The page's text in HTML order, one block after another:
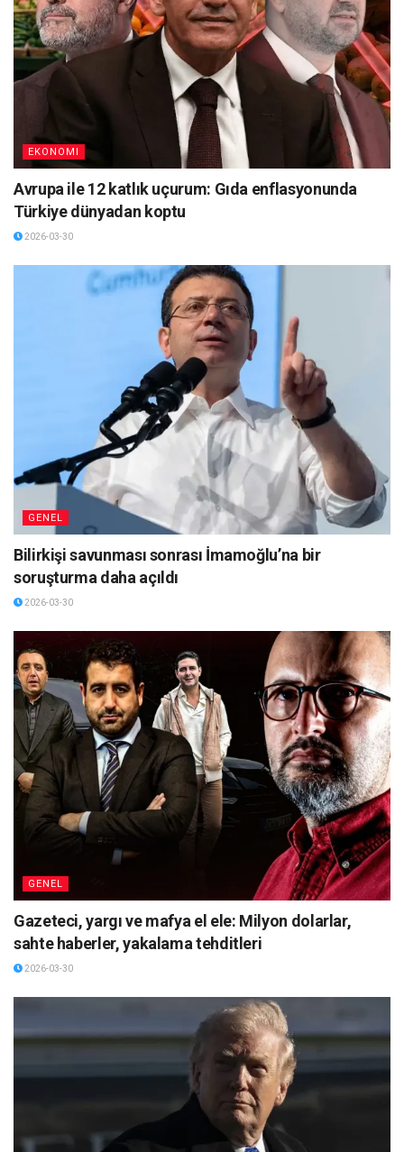
EKONOMI
Avrupa ile 12 katlık uçurum: Gıda enflasyonunda
Türkiye dünyadan koptu
2026-03-30
GENEL
Bilirkişi savunması sonrası İmamoğlu’na bir
soruşturma daha açıldı
2026-03-30
GENEL
Gazeteci, yargı ve mafya el ele: Milyon dolarlar,
sahte haberler, yakalama tehditleri
2026-03-30